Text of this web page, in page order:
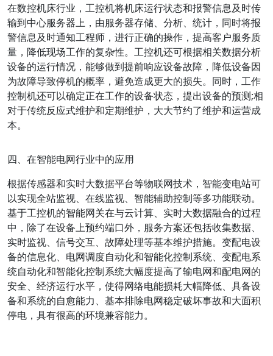
在数控机床行业，工控机将机床运行状态和报警信息及时传
输到中心服务器上，由服务器存储、分析、统计，同时将报
警信息及时通知工程师，进行正确的操作，提高客户服务质
量，降低现场工作的复杂性。工控机还可根据相关数据分析
设备的运行情况，能够做到提前响应设备故障，降低设备因
为故障导致停机的概率，避免造成更大的损失。同时，工作
控制机还可以确定正在工作的设备状态，提出设备的预测;相
对于传统反应式维护和定期维护，大大节约了维护和运营成
本。
四、在智能电网行业中的应用
根据传感器和实时大数据平台等物联网技术，智能变电站可
以实现全站监视、在线监视、智能辅助控制等多功能联动。
基于工控机的智能网关在与云计算、实时大数据融合的过程
中，除了在设备上预约端口外，服务方案还包括收集数据、
实时监视、信号交互、故障处理等基本维护措施。变配电设
备的信息化、电网调度自动化和智能化控制系统、变配电系
统自动化和智能化控制系统大幅度提高了输电网和配电网的
安全、经济运行水平，使得网络电能损耗大幅降低、具备设
备和系统的自愈能力、基本排除电网稳定破坏事故和大面积
停电，具有很高的环境兼容能力。